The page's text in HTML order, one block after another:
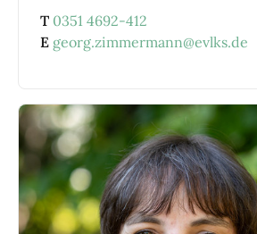
T 0351 4692-412
E georg.zimmermann@evlks.de